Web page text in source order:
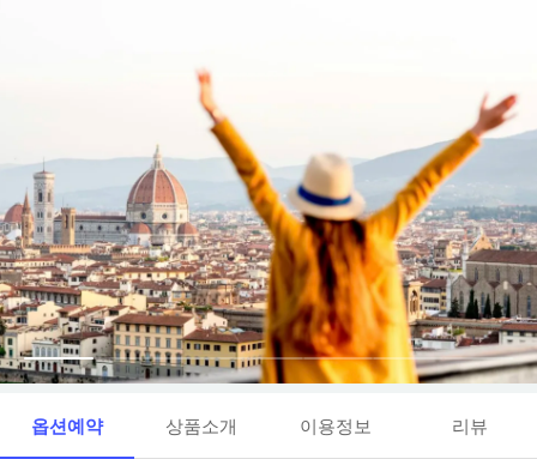
옵션예약 상품소개 이용정보 리뷰